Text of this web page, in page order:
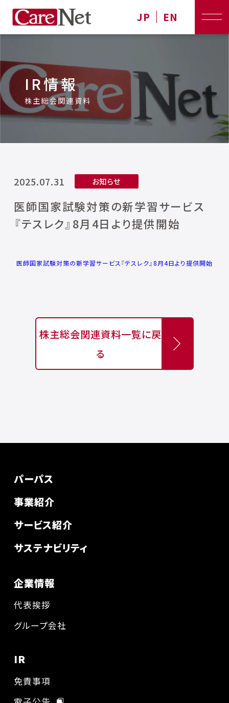
JP EN
IR情報
株主総会関連資料
2025.07.31 お知らせ
医師国家試験対策の新学習サービス
『テスレク』8月4日より提供開始
医師国家試験対策の新学習サービス『テスレク』8月4日より提供開始
株主総会関連資料一覧に戻
る
パーパス
事業紹介
サービス紹介
サステナビリティ
企業情報
代表挨拶
グループ会社
IR
免責事項